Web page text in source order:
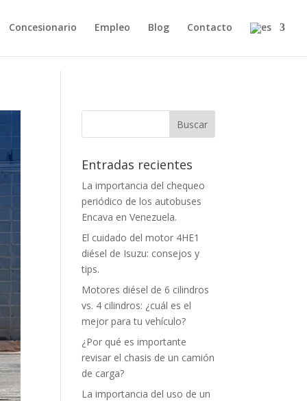
Concesionario Empleo Blog Contacto
Entradas recientes
La importancia del chequeo
periódico de los autobuses
Encava en Venezuela.
El cuidado del motor 4HE1
diésel de Isuzu: consejos y
tips.
Motores diésel de 6 cilindros
vs. 4 cilindros: ¿cuál es el
mejor para tu vehículo?
¿Por qué es importante
revisar el chasis de un camión
de carga?
La importancia del uso de un